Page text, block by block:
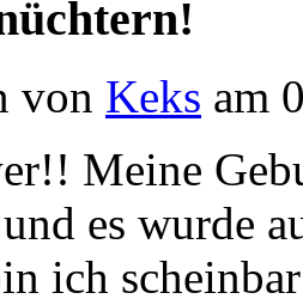
von Keks am
Meine
es wurde
ich